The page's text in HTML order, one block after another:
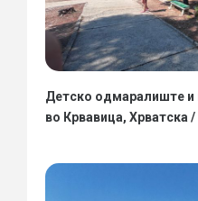
Детско одмаралиште и
во Крвавица, Хрватска